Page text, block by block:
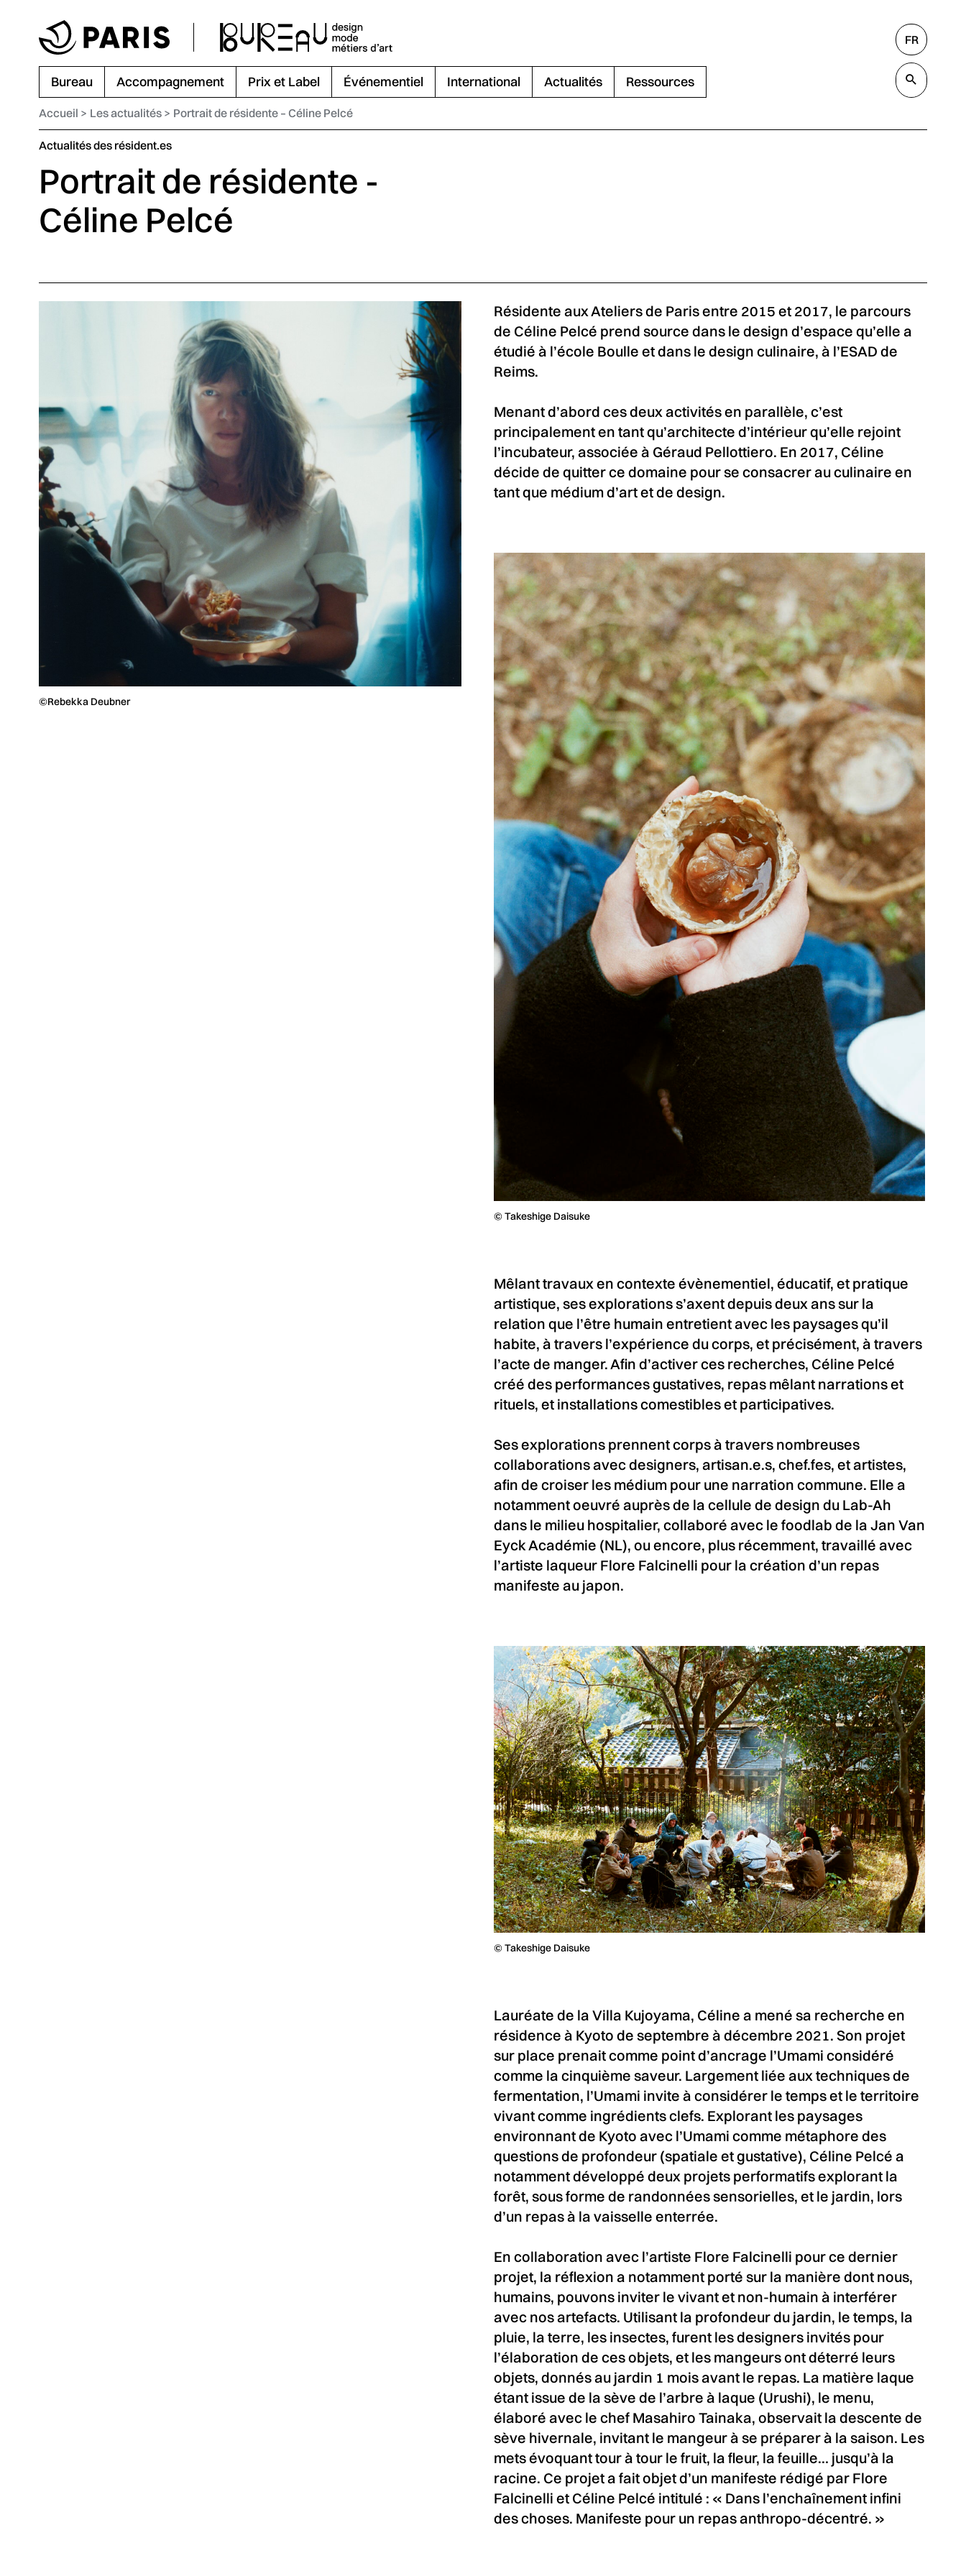
Bureau Accompagnement Prix et Label Événementiel International Actualités Ressources
FR
Rechercher
Accueil Les actualités Portrait de résidente – Céline Pelcé
Catégorie :
Actualités des résident.es
Portrait de résidente -
Céline Pelcé
©Rebekka Deubner
Résidente aux Ateliers de Paris entre 2015 et 2017, le parcours
de Céline Pelcé prend source dans le design d’espace qu’elle a
étudié à l’école Boulle et dans le design culinaire, à l’ESAD de
Reims.
Menant d’abord ces deux activités en parallèle, c’est
principalement en tant qu’architecte d’intérieur qu’elle rejoint
l’incubateur, associée à Géraud Pellottiero. En 2017, Céline
décide de quitter ce domaine pour se consacrer au culinaire en
tant que médium d’art et de design.
© Takeshige Daisuke
Mêlant travaux en contexte évènementiel, éducatif, et pratique
artistique, ses explorations s’axent depuis deux ans sur la
relation que l’être humain entretient avec les paysages qu’il
habite, à travers l’expérience du corps, et précisément, à travers
l’acte de manger. Afin d’activer ces recherches, Céline Pelcé
créé des performances gustatives, repas mêlant narrations et
rituels, et installations comestibles et participatives.
Ses explorations prennent corps à travers nombreuses
collaborations avec designers, artisan.e.s, chef.fes, et artistes,
afin de croiser les médium pour une narration commune. Elle a
notamment oeuvré auprès de la cellule de design du Lab-Ah
dans le milieu hospitalier, collaboré avec le foodlab de la Jan Van
Eyck Académie (NL), ou encore, plus récemment, travaillé avec
l’artiste laqueur Flore Falcinelli pour la création d’un repas
manifeste au japon.
© Takeshige Daisuke
Lauréate de la Villa Kujoyama, Céline a mené sa recherche en
résidence à Kyoto de septembre à décembre 2021. Son projet
sur place prenait comme point d’ancrage l’Umami considéré
comme la cinquième saveur. Largement liée aux techniques de
fermentation, l’Umami invite à considérer le temps et le territoire
vivant comme ingrédients clefs. Explorant les paysages
environnant de Kyoto avec l’Umami comme métaphore des
questions de profondeur (spatiale et gustative), Céline Pelcé a
notamment développé deux projets performatifs explorant la
forêt, sous forme de randonnées sensorielles, et le jardin, lors
d’un repas à la vaisselle enterrée.
En collaboration avec l’artiste Flore Falcinelli pour ce dernier
projet, la réflexion a notamment porté sur la manière dont nous,
humains, pouvons inviter le vivant et non-humain à interférer
avec nos artefacts. Utilisant la profondeur du jardin, le temps, la
pluie, la terre, les insectes, furent les designers invités pour
l’élaboration de ces objets, et les mangeurs ont déterré leurs
objets, donnés au jardin 1 mois avant le repas. La matière laque
étant issue de la sève de l’arbre à laque (Urushi), le menu,
élaboré avec le chef Masahiro Tainaka, observait la descente de
sève hivernale, invitant le mangeur à se préparer à la saison. Les
mets évoquant tour à tour le fruit, la fleur, la feuille… jusqu’à la
racine. Ce projet a fait objet d’un manifeste rédigé par Flore
Falcinelli et Céline Pelcé intitulé : « Dans l’enchaînement infini
des choses. Manifeste pour un repas anthropo-décentré. »